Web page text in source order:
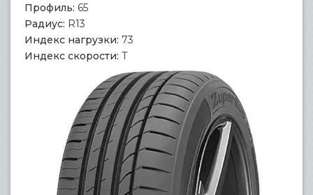
Профиль: 65
Радиус: R13
Индекс нагрузки: 73
Индекс скорости: T